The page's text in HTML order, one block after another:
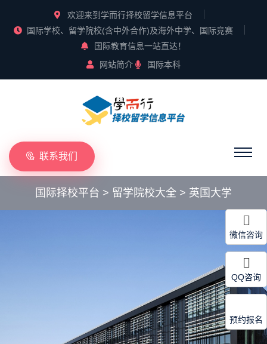
欢迎来到学而行择校留学信息平台
国际学校、留学院校(含中外合作)及海外中学、国际竞赛
国际教育信息一站直达！
网站简介
国际本科
联系我们
国际择校平台 > 留学院校大全 > 英国大学
微信咨询
QQ咨询
预约报名